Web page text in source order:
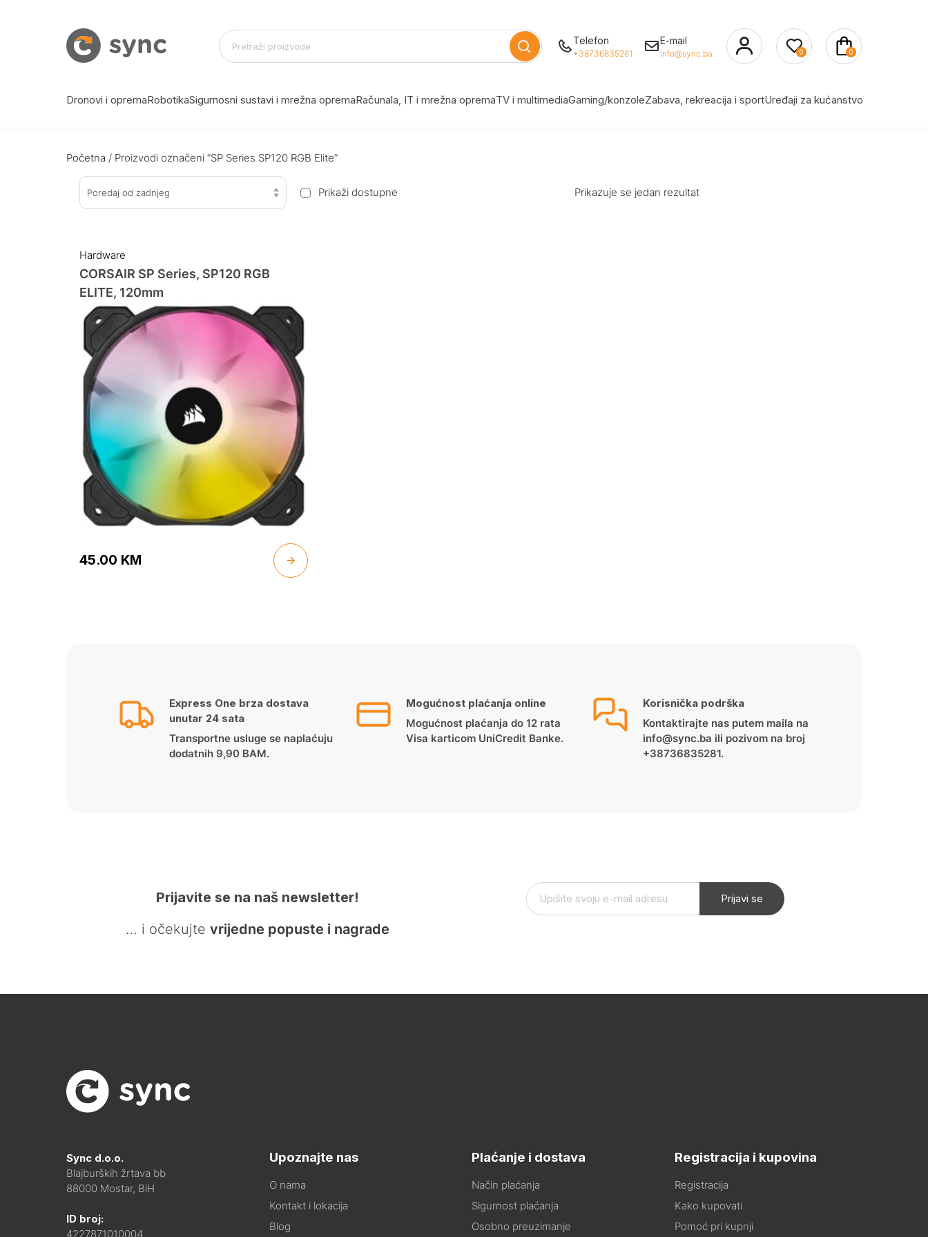
Telefon
+38736835281
E-mail
info@sync.ba 0 0
Dronovi i opremaRobotikaSigurnosni sustavi i mrežna opremaRačunala, IT i mrežna opremaTV i multimediaGaming/konzoleZabava, rekreacija i sportUređaji za kućanstvo
Početna / Proizvodi označeni “SP Series SP120 RGB Elite”
Poredaj od zadnjeg Prikaži dostupne Prikazuje se jedan rezultat
Hardware
CORSAIR SP Series, SP120 RGB
ELITE, 120mm
45.00 KM
Express One brza dostava
unutar 24 sata
Transportne usluge se naplaćuju
dodatnih 9,90 BAM.
Mogućnost plaćanja online
Mogućnost plaćanja do 12 rata
Visa karticom UniCredit Banke.
Korisnička podrška
Kontaktirajte nas putem maila na
info@sync.ba ili pozivom na broj
+38736835281.
Prijavite se na naš newsletter!
… i očekujte vrijedne popuste i nagrade
Prijavi se
Sync d.o.o.
Blajburških žrtava bb
88000 Mostar, BiH
ID broj:
4227871010004
Upoznajte nas
O nama
Kontakt i lokacija
Blog
Plaćanje i dostava
Način plaćanja
Sigurnost plaćanja
Osobno preuzimanje
Registracija i kupovina
Registracija
Kako kupovati
Pomoć pri kupnji